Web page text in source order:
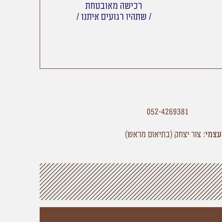
רכישה מאובטחת
/ שתהיו רגועים איתנו /
052-4269381
צור יצחק (בתיאום מראש)